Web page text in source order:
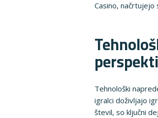
Casino,
Tehnološki
igralci doživljajo
števil, so ključni